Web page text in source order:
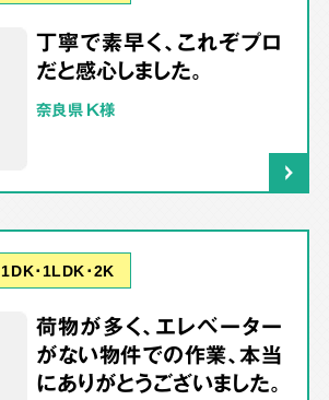
丁寧で素早く、これぞプロ
だと感心しました。
奈良県 K様
1DK･1LDK･2K
荷物が多く、エレベーター
がない物件での作業、本当
にありがとうございました。